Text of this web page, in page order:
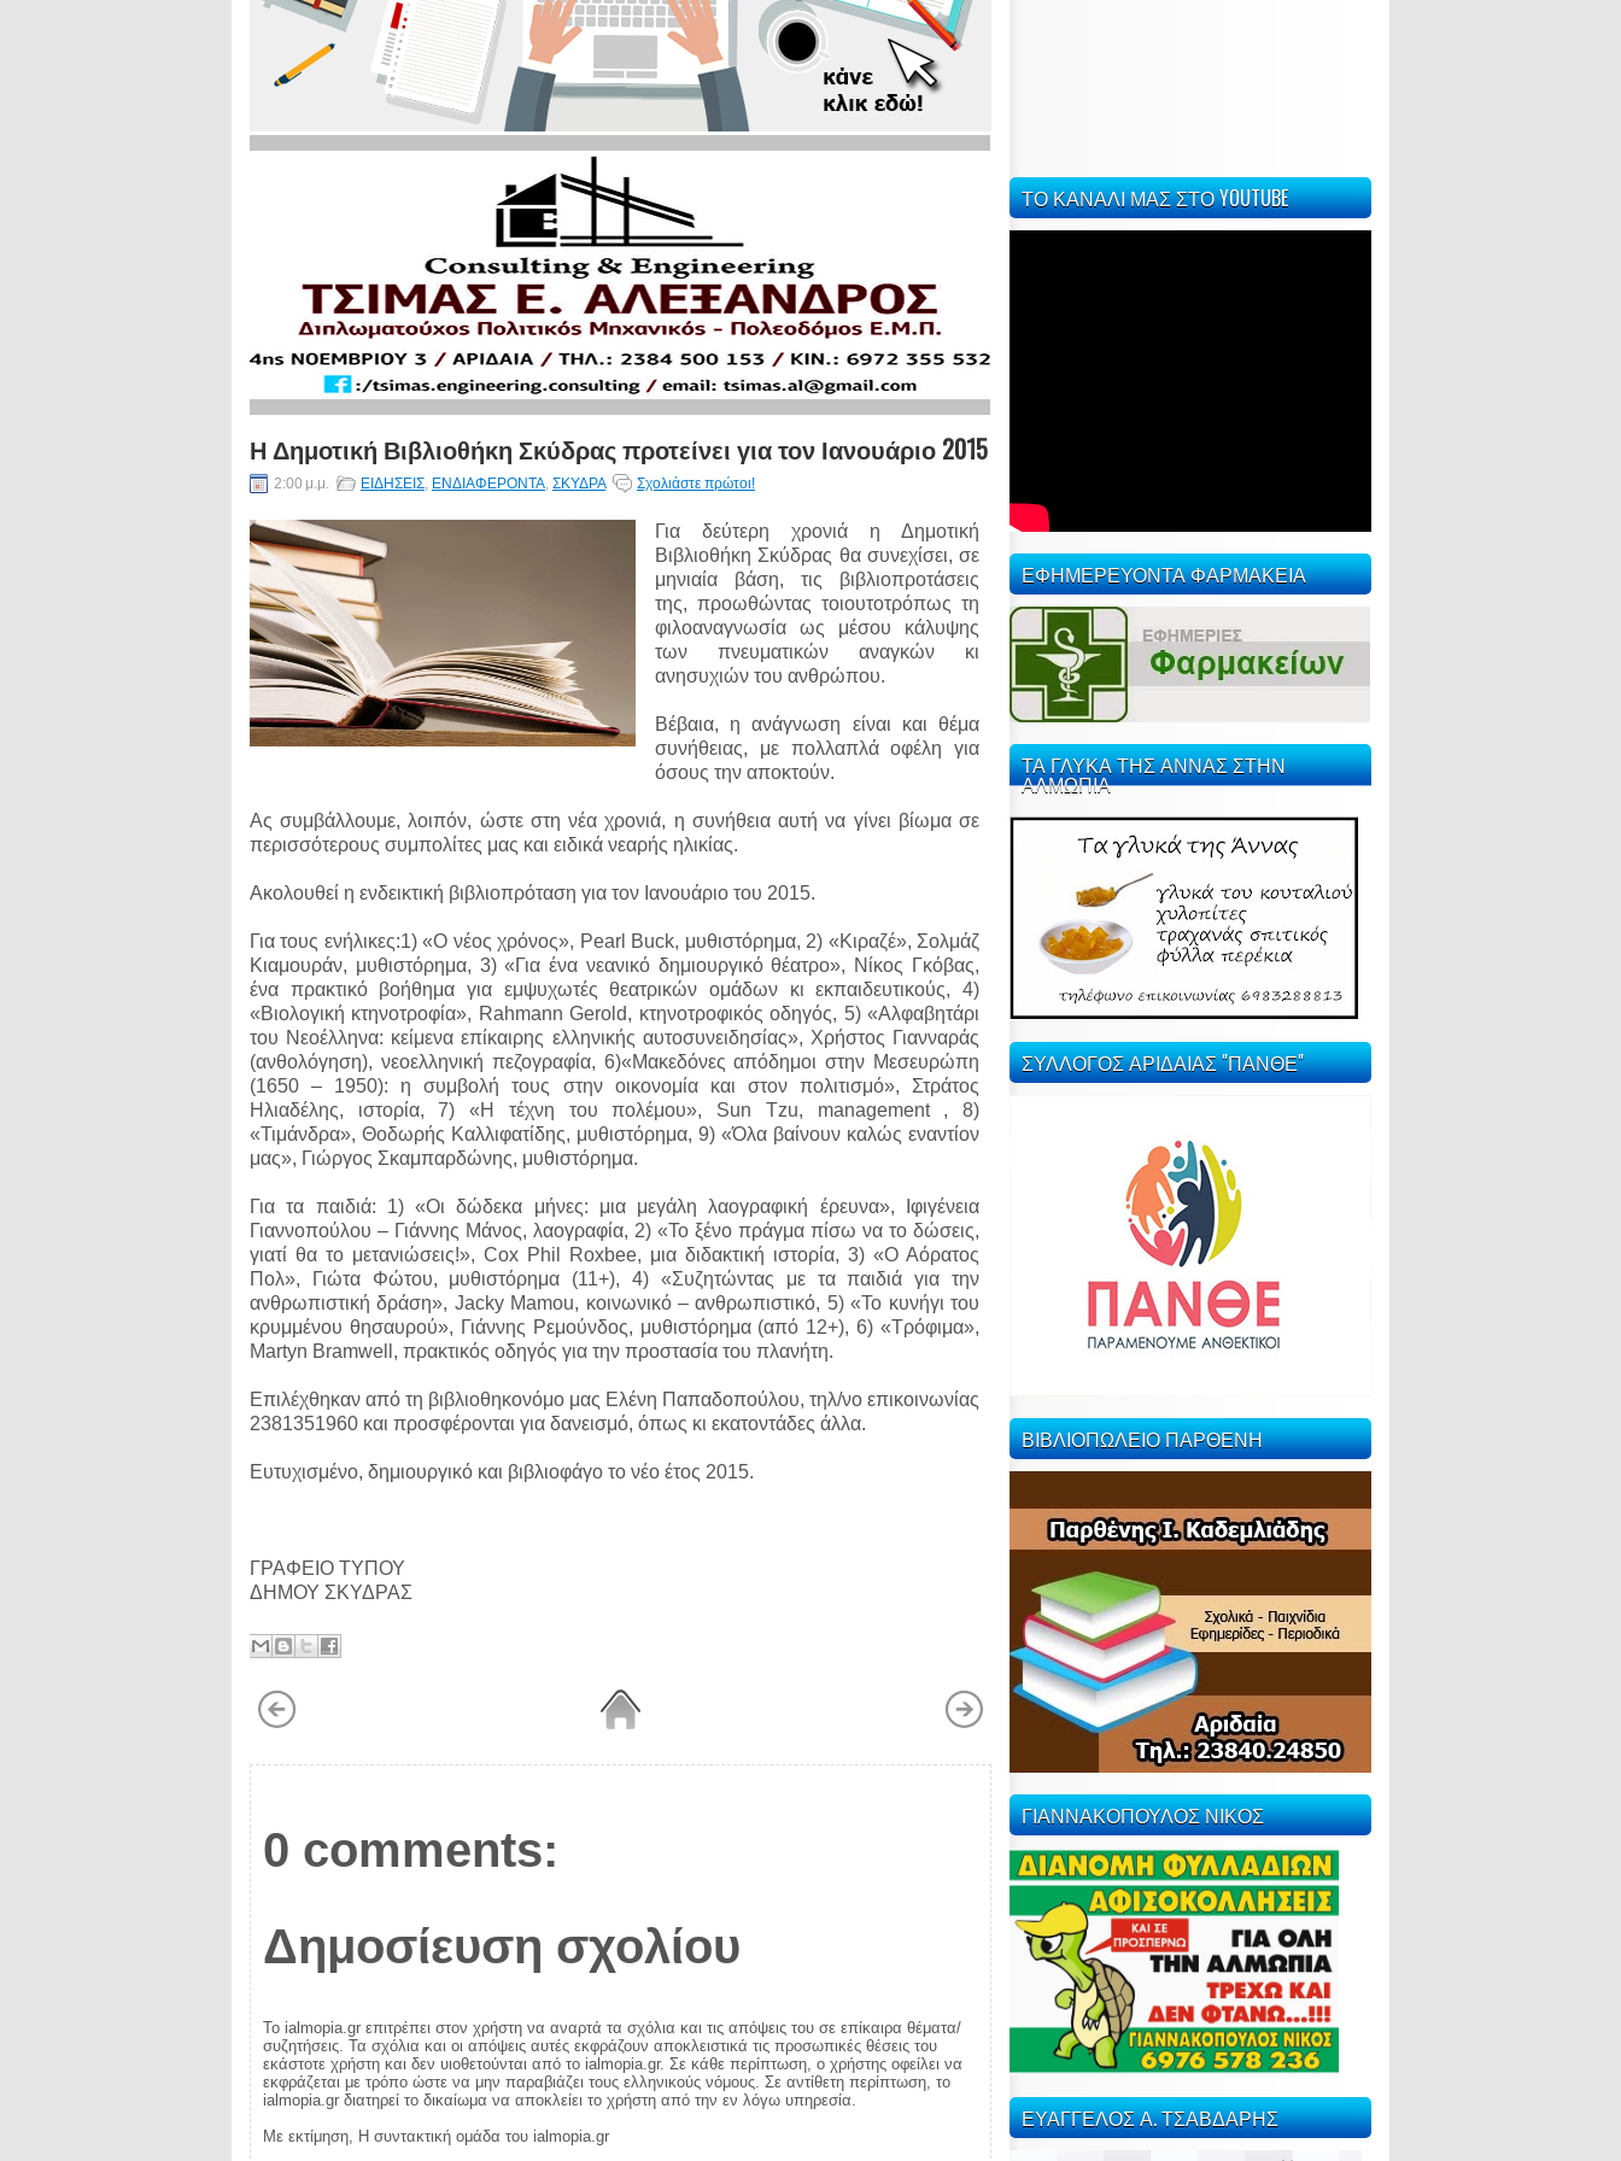
Η Δημοτική Βιβλιοθήκη Σκύδρας προτείνει για τον Ιανουάριο 2015
2:00 μ.μ. ΕΙΔΗΣΕΙΣ, ΕΝΔΙΑΦΕΡΟΝΤΑ, ΣΚΥΔΡΑ Σχολιάστε πρώτοι!
Για δεύτερη χρονιά η Δημοτική
Βιβλιοθήκη Σκύδρας θα συνεχίσει, σε
μηνιαία βάση, τις βιβλιοπροτάσεις
της, προωθώντας τοιουτοτρόπως τη
φιλοαναγνωσία ως μέσου κάλυψης
των πνευματικών αναγκών κι
ανησυχιών του ανθρώπου.
Βέβαια, η ανάγνωση είναι και θέμα
συνήθειας, με πολλαπλά οφέλη για
όσους την αποκτούν.
Ας συμβάλλουμε, λοιπόν, ώστε στη νέα χρονιά, η συνήθεια αυτή να γίνει βίωμα σε
περισσότερους συμπολίτες μας και ειδικά νεαρής ηλικίας.
Ακολουθεί η ενδεικτική βιβλιοπρόταση για τον Ιανουάριο του 2015.
Για τους ενήλικες:1) «O νέος χρόνος», Pearl Buck, μυθιστόρημα, 2) «Κιραζέ», Σολμάζ
Κιαμουράν, μυθιστόρημα, 3) «Για ένα νεανικό δημιουργικό θέατρο», Νίκος Γκόβας,
ένα πρακτικό βοήθημα για εμψυχωτές θεατρικών ομάδων κι εκπαιδευτικούς, 4)
«Βιολογική κτηνοτροφία», Rahmann Gerold, κτηνοτροφικός οδηγός, 5) «Αλφαβητάρι
του Νεοέλληνα: κείμενα επίκαιρης ελληνικής αυτοσυνειδησίας», Χρήστος Γιανναράς
(ανθολόγηση), νεοελληνική πεζογραφία, 6)«Μακεδόνες απόδημοι στην Μεσευρώπη
(1650 – 1950): η συμβολή τους στην οικονομία και στον πολιτισμό», Στράτος
Ηλιαδέλης, ιστορία, 7) «Η τέχνη του πολέμου», Sun Tzu, management , 8)
«Τιμάνδρα», Θοδωρής Καλλιφατίδης, μυθιστόρημα, 9) «Όλα βαίνουν καλώς εναντίον
μας», Γιώργος Σκαμπαρδώνης, μυθιστόρημα.
Για τα παιδιά: 1) «Οι δώδεκα μήνες: μια μεγάλη λαογραφική έρευνα», Ιφιγένεια
Γιαννοπούλου – Γιάννης Μάνος, λαογραφία, 2) «Το ξένο πράγμα πίσω να το δώσεις,
γιατί θα το μετανιώσεις!», Cox Phil Roxbee, μια διδακτική ιστορία, 3) «Ο Αόρατος
Πολ», Γιώτα Φώτου, μυθιστόρημα (11+), 4) «Συζητώντας με τα παιδιά για την
ανθρωπιστική δράση», Jacky Mamou, κοινωνικό – ανθρωπιστικό, 5) «To κυνήγι του
κρυμμένου θησαυρού», Γιάννης Ρεμούνδος, μυθιστόρημα (από 12+), 6) «Τρόφιμα»,
Martyn Bramwell, πρακτικός οδηγός για την προστασία του πλανήτη.
Επιλέχθηκαν από τη βιβλιοθηκονόμο μας Ελένη Παπαδοπούλου, τηλ/νο επικοινωνίας
2381351960 και προσφέρονται για δανεισμό, όπως κι εκατοντάδες άλλα.
Ευτυχισμένο, δημιουργικό και βιβλιοφάγο το νέο έτος 2015.
ΓΡΑΦΕΙΟ ΤΥΠΟΥ
ΔΗΜΟΥ ΣΚΥΔΡΑΣ
0 comments:
Δημοσίευση σχολίου
Το ialmopia.gr επιτρέπει στον χρήστη να αναρτά τα σχόλια και τις απόψεις του σε επίκαιρα θέματα/
συζητήσεις. Τα σχόλια και οι απόψεις αυτές εκφράζουν αποκλειστικά τις προσωπικές θέσεις του
εκάστοτε χρήστη και δεν υιοθετούνται από το ialmopia.gr. Σε κάθε περίπτωση, ο χρήστης οφείλει να
εκφράζεται με τρόπο ώστε να μην παραβιάζει τους ελληνικούς νόμους. Σε αντίθετη περίπτωση, το
ialmopia.gr διατηρεί το δικαίωμα να αποκλείει το χρήστη από την εν λόγω υπηρεσία.
Με εκτίμηση, Η συντακτική ομάδα του ialmopia.gr
ΤΟ ΚΑΝΑΛΙ ΜΑΣ ΣΤΟ YOUTUBE
ΕΦΗΜΕΡΕΥΟΝΤΑ ΦΑΡΜΑΚΕΙΑ
ΤΑ ΓΛΥΚΑ ΤΗΣ ΑΝΝΑΣ ΣΤΗΝ
ΑΛΜΩΠΙΑ
ΣΥΛΛΟΓΟΣ ΑΡΙΔΑΙΑΣ "ΠΑΝΘΕ"
ΒΙΒΛΙΟΠΩΛΕΙΟ ΠΑΡΘΕΝΗ
ΓΙΑΝΝΑΚΟΠΟΥΛΟΣ ΝΙΚΟΣ
ΕΥΑΓΓΕΛΟΣ Α. ΤΣΑΒΔΑΡΗΣ